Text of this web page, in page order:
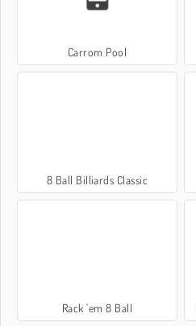
Carrom Pool
8 Ball Billiards Classic
Rack 'em 8 Ball